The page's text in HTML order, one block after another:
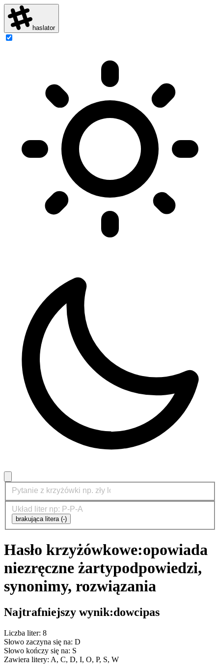
haslator
brakująca litera (-)
Hasło krzyżówkowe:opowiada
niezręczne żartypodpowiedzi,
synonimy, rozwiązania
Najtrafniejszy wynik:dowcipas
Liczba liter: 8
Słowo zaczyna się na: D
Słowo kończy się na: S
Zawiera litery: A, C, D, I, O, P, S, W